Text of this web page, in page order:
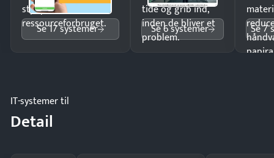
styr på
ressourceforbruget.
Se 17 systemer
tide og grib ind,
inden de bliver et
problem.
Se 6 systemer Se 7
IT-systemer til
Detail